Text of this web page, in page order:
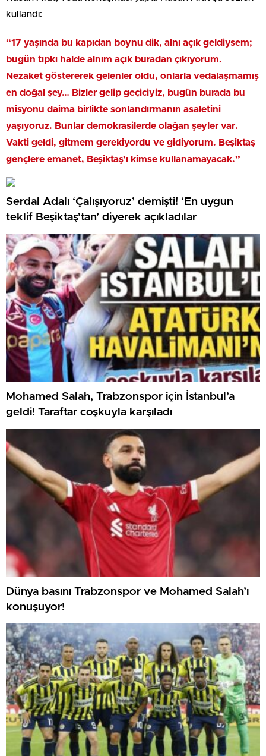
kullandı:
“17 yaşında bu kapıdan boynu dik, alnı açık geldiysem;
bugün tıpkı halde alnım açık buradan çıkıyorum.
Nezaket göstererek gelenler oldu, onlarla vedalaşmamış
en doğal şey… Bizler gelip geçiciyiz, bugün burada bu
misyonu daima birlikte sonlandırmanın asaletini
yaşıyoruz. Bunlar demokrasilerde olağan şeyler var.
Vakti geldi, gitmem gerekiyordu ve gidiyorum. Beşiktaş
gençlere emanet, Beşiktaş’ı kimse kullanamayacak.”
Serdal Adalı ‘Çalışıyoruz’ demişti! ‘En uygun
teklif Beşiktaş’tan’ diyerek açıkladılar
Mohamed Salah, Trabzonspor için İstanbul’a
geldi! Taraftar coşkuyla karşıladı
Dünya basını Trabzonspor ve Mohamed Salah’ı
konuşuyor!